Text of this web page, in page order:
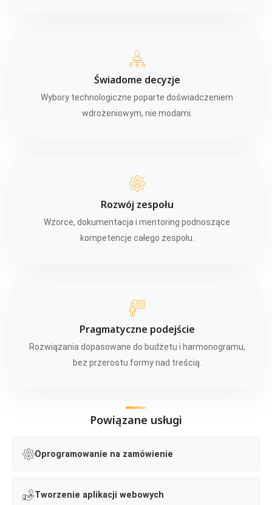
Świadome decyzje
Wybory technologiczne poparte doświadczeniem
wdrożeniowym, nie modami.
Rozwój zespołu
Wzorce, dokumentacja i mentoring podnoszące
kompetencje całego zespołu.
Pragmatyczne podejście
Rozwiązania dopasowane do budżetu i harmonogramu,
bez przerostu formy nad treścią.
Powiązane usługi
Oprogramowanie na zamówienie
Tworzenie aplikacji webowych